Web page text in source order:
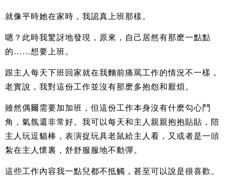
就像平時她在家時，我認真上班那樣。
嗯？此時我驚訝地發現，原來，自己居然有那麽一點點
的……想要上班。
跟主人每天下班回家就在我麵前痛罵工作的情況不一樣，
老實說，我對這份工作並沒有那麽多抱怨和厭煩。
雖然偶爾需要加加班，但這份工作本身沒有什麽勾心鬥
角，氣氛還非常好。我可以每天和主人親親抱抱貼貼，陪
主人玩逗貓棒，表演捉玩具老鼠給主人看，又或者是一頭
紮在主人懷裏，舒舒服服地不動彈。
這些工作內容我一點兒都不抵觸，甚至可以說是很喜歡。